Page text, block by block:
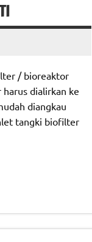
/ bioreaktor
dialirkan ke
diangkau
tangki biofilter